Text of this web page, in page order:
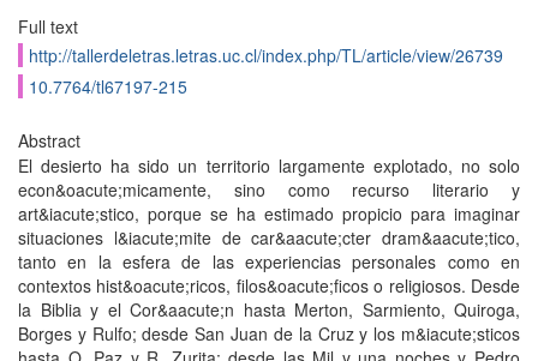
Full text
http://tallerdeletras.letras.uc.cl/index.php/TL/article/view/26739
10.7764/tl67197-215
Abstract
El desierto ha sido un territorio largamente explotado, no solo
econ&oacute;micamente, sino como recurso literario y
art&iacute;stico, porque se ha estimado propicio para imaginar
situaciones l&iacute;mite de car&aacute;cter dram&aacute;tico,
tanto en la esfera de las experiencias personales como en
contextos hist&oacute;ricos, filos&oacute;ficos o religiosos. Desde
la Biblia y el Cor&aacute;n hasta Merton, Sarmiento, Quiroga,
Borges y Rulfo; desde San Juan de la Cruz y los m&iacute;sticos